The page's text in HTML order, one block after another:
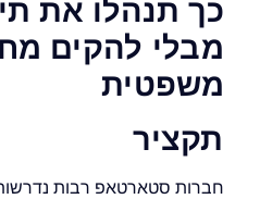
מבלי להקים
משפטית
תקציר
חברות סטארטאפ רבות נדרשות